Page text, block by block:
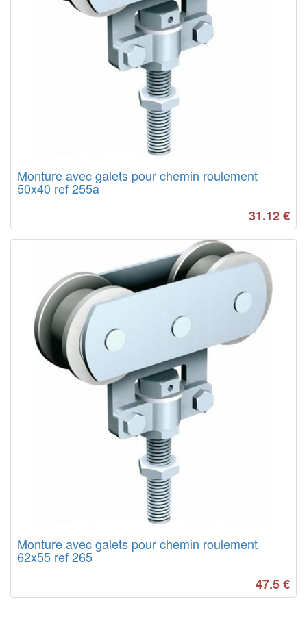
Monture avec galets pour chemin roulement
50x40 ref 255a
31.12€
Monture avec galets pour chemin roulement
62x55 ref 265
47.5€